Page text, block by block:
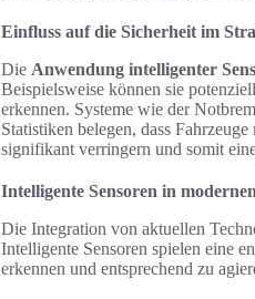
Einfluss auf die Sicherheit im
Die Anwendung intelligenter
Beispielsweise können sie
erkennen. Systeme wie der
Statistiken belegen, dass
signifikant verringern und somit
Intelligente Sensoren in
Die Integration von aktuellen
Intelligente Sensoren spielen eine
erkennen und entsprechend zu